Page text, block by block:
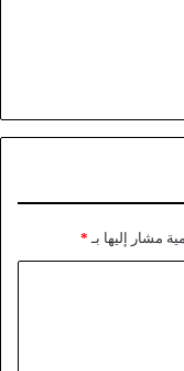
مشار إليها بـ *